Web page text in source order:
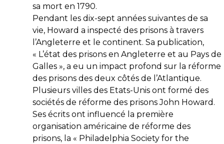
sa mort en 1790.
Pendant les dix-sept années suivantes de sa
vie, Howard a inspecté des prisons à travers
l’Angleterre et le continent. Sa publication,
« L’état des prisons en Angleterre et au Pays de
Galles », a eu un impact profond sur la réforme
des prisons des deux côtés de l’Atlantique.
Plusieurs villes des Etats-Unis ont formé des
sociétés de réforme des prisons John Howard.
Ses écrits ont influencé la première
organisation américaine de réforme des
prisons, la « Philadelphia Society for the